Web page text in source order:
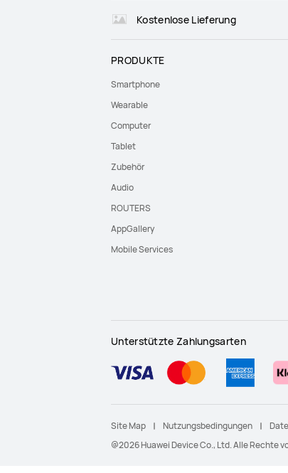
Kostenlose Lieferung
PRODUKTE
Smartphone
Wearable
Computer
Tablet
Zubehör
Audio
ROUTERS
AppGallery
Mobile Services
Unterstützte Zahlungsarten
@2026 Huawei Device Co., Ltd. Alle Rechte
Site Map Nutzungsbedingungen